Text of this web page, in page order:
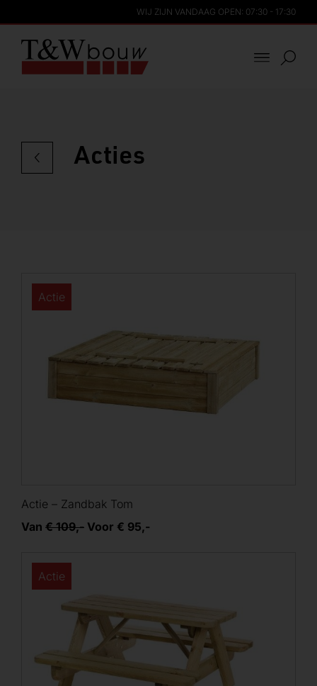
WIJ ZIJN VANDAAG OPEN: 07:30 - 17:30
Acties
Actie
Actie – Zandbak Tom
Van € 109,- Voor € 95,-
Actie